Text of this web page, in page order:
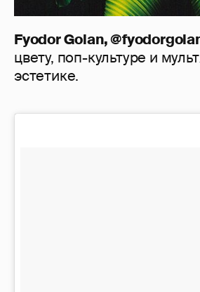
Fyodor Golan,
цвету, поп-культуре и
эстетике.